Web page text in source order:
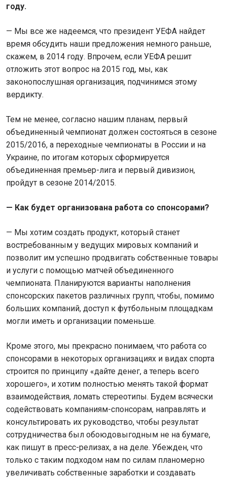
году.
— Мы все же надеемся, что президент УЕФА найдет
время обсудить наши предложения немного раньше,
скажем, в 2014 году. Впрочем, если УЕФА решит
отложить этот вопрос на 2015 год, мы, как
законопослушная организация, подчинимся этому
вердикту.
Тем не менее, согласно нашим планам, первый
объединенный чемпионат должен состояться в сезоне
2015/2016, а переходные чемпионаты в России и на
Украине, по итогам которых сформируется
объединенная премьер-лига и первый дивизион,
пройдут в сезоне 2014/2015.
— Как будет организована работа со спонсорами?
— Мы хотим создать продукт, который станет
востребованным у ведущих мировых компаний и
позволит им успешно продвигать собственные товары
и услуги с помощью матчей объединенного
чемпионата. Планируются варианты наполнения
спонсорских пакетов различных групп, чтобы, помимо
больших компаний, доступ к футбольным площадкам
могли иметь и организации поменьше.
Кроме этого, мы прекрасно понимаем, что работа со
спонсорами в некоторых организациях и видах спорта
строится по принципу «дайте денег, а теперь всего
хорошего», и хотим полностью менять такой формат
взаимодействия, ломать стереотипы. Будем всячески
содействовать компаниям-спонсорам, направлять и
консультировать их руководство, чтобы результат
сотрудничества был обоюдовыгодным не на бумаге,
как пишут в пресс-релизах, а на деле. Убежден, что
только с таким подходом нам по силам планомерно
увеличивать собственные заработки и создавать